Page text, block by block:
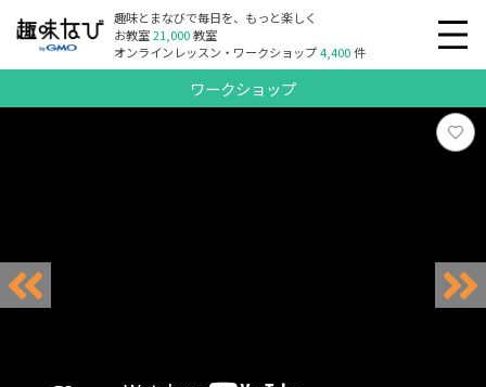
趣味とまなびで毎日を、もっと楽しく
お教室21,000教室
オンラインレッスン・ワークショップ4,400件
ワークショップ